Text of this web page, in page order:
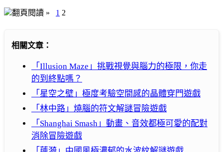
翻頁閱讀 » 1 2
相關文章：
「Illusion Maze」挑戰視覺與腦力的極限，你走
的到終點嗎？
「星空之壁」極度考驗空間感的晶體穿門遊戲
「林中路」燒腦的符文解謎冒險遊戲
「Shanghai Smash」動畫、音效都極可愛的配對
消除冒險遊戲